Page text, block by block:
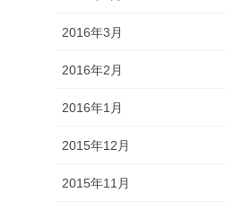
2016年3月
2016年2月
2016年1月
2015年12月
2015年11月